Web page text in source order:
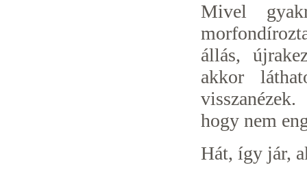
Mivel
állás,
akkor
hogy nem
Hát, így jár,